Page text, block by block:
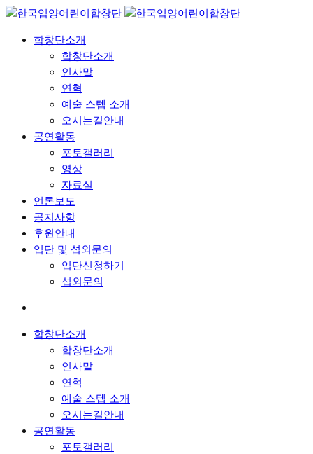
합창단소개
합창단소개
인사말
연혁
예술 스텝 소개
오시는길안내
공연활동
포토갤러리
영상
자료실
언론보도
공지사항
후원안내
입단 및 섭외문의
입단신청하기
섭외문의
합창단소개
합창단소개
인사말
연혁
예술 스텝 소개
오시는길안내
공연활동
포토갤러리